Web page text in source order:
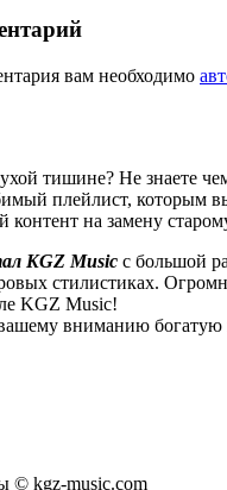
вам необходимо
тишине? Не знаете
плейлист, которым вы
контент на замену
KGZ Music с большой
стилистиках.
KGZ Music!
вниманию богатую
постоянные
бесплатный доступ к
© kgz-music.com